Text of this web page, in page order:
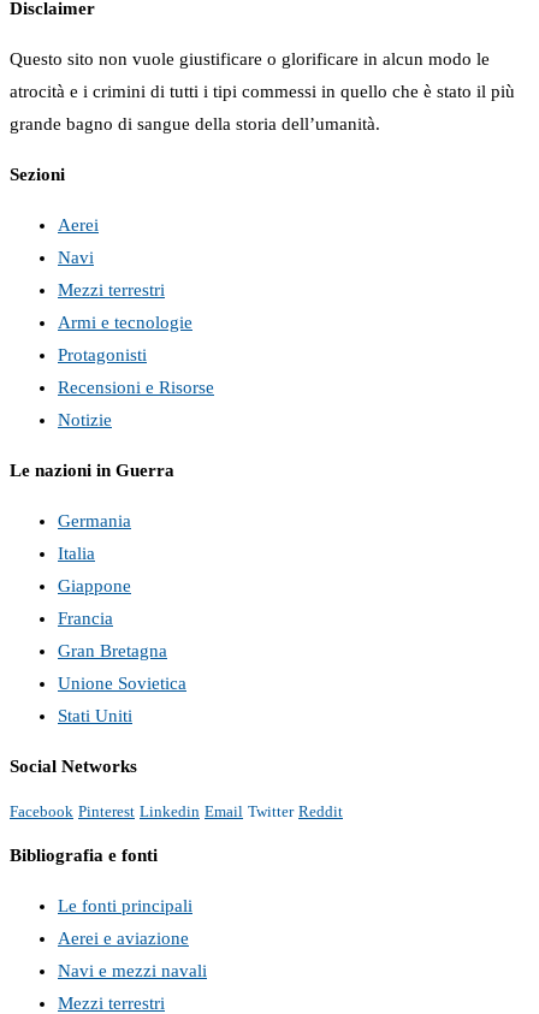
Disclaimer
Questo sito non vuole giustificare o glorificare in alcun modo le
atrocità e i crimini di tutti i tipi commessi in quello che è stato il più
grande bagno di sangue della storia dell’umanità.
Sezioni
Aerei
Navi
Mezzi terrestri
Armi e tecnologie
Protagonisti
Recensioni e Risorse
Notizie
Le nazioni in Guerra
Germania
Italia
Giappone
Francia
Gran Bretagna
Unione Sovietica
Stati Uniti
Social Networks
Facebook Pinterest Linkedin Email Twitter Reddit
Bibliografia e fonti
Le fonti principali
Aerei e aviazione
Navi e mezzi navali
Mezzi terrestri